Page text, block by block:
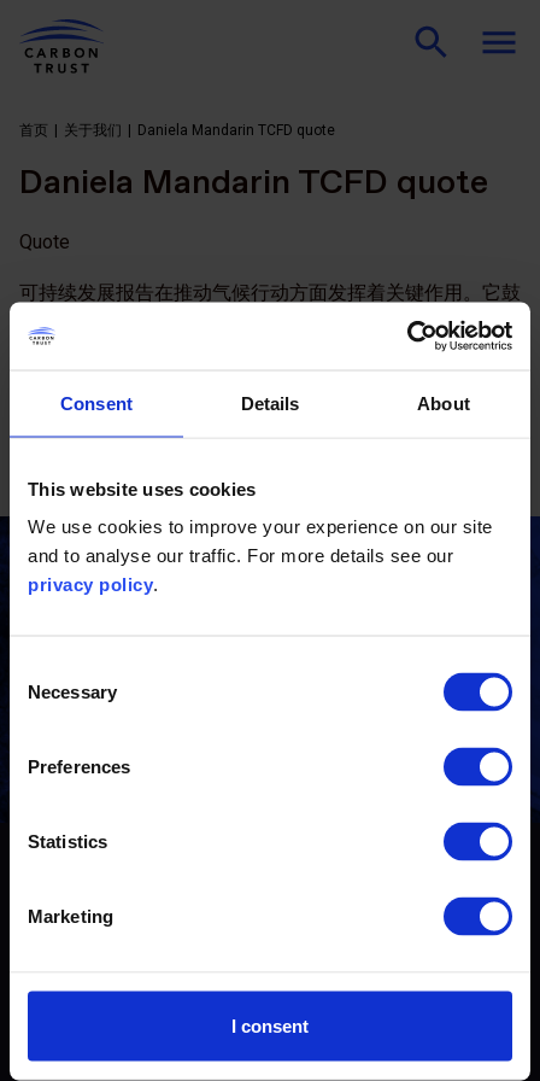
Consent Details About
This website uses cookies
We use cookies to improve your experience on our site
and to analyse our traffic. For more details see our
privacy policy.
Selection
Necessary
Preferences
Statistics
Marketing
I consent
首页 关于我们 Daniela Mandarin TCFD quote
Daniela Mandarin TCFD quote
Quote
可持续发展报告在推动气候行动方面发挥着关键作用。它鼓
励各组织在其业务运营的背景下或从财务角度审视与可持续
性相关的问题。那些将符合 TCFD 的报告转化为优势的企
Daniela Cárdenas Semenova
联系我们
联系我们